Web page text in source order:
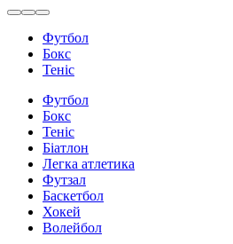
Футбол
Бокс
Теніс
Футбол
Бокс
Теніс
Біатлон
Легка атлетика
Футзал
Баскетбол
Хокей
Волейбол